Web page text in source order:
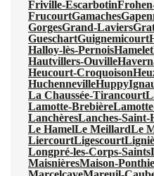
Friville-Escarbotin
FrucourtGamaches
GorgesGrand-Laviers
GueschartGuignemicourt
Halloy-lès-PernoisHamelet
Hautvillers-Ouville
Heucourt-Croquoison
HuchennevilleHuppy
La Chaussée-Tirancourt
Lamotte-Brebière
LanchèresLanches-Saint-
Le HamelLe MeillardLe
LiercourtLigescourt
Longpré-les-Corps-Saints
MaisnièresMaison-